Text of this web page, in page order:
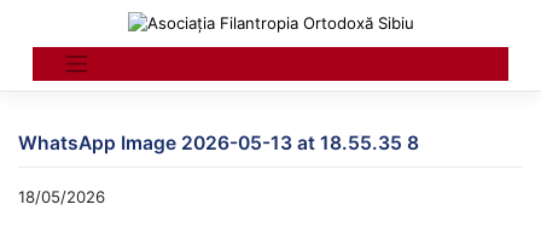
WhatsApp Image 2026-05-13 at 18.55.35 8
18/05/2026